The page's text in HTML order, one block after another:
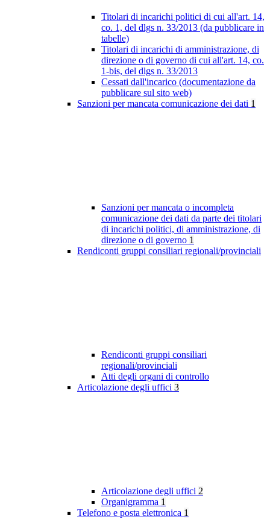
Titolari di incarichi politici di cui all'art. 14,
co. 1, del dlgs n. 33/2013 (da pubblicare in
tabelle)
Titolari di incarichi di amministrazione, di
direzione o di governo di cui all'art. 14, co.
1-bis, del dlgs n. 33/2013
Cessati dall'incarico (documentazione da
pubblicare sul sito web)
Sanzioni per mancata comunicazione dei dati 1
Sanzioni per mancata o incompleta
comunicazione dei dati da parte dei titolari
di incarichi politici, di amministrazione, di
direzione o di governo 1
Rendiconti gruppi consiliari regionali/provinciali
Rendiconti gruppi consiliari
regionali/provinciali
Atti degli organi di controllo
Articolazione degli uffici 3
Articolazione degli uffici 2
Organigramma 1
Telefono e posta elettronica 1